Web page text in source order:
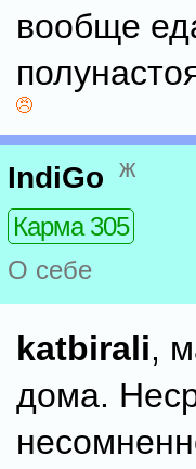
вообще
IndiGo ж
Карма 305
О себе
katbirali,
дома.